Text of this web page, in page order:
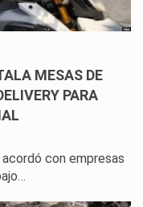
MESAS DE
PARA
con empresas